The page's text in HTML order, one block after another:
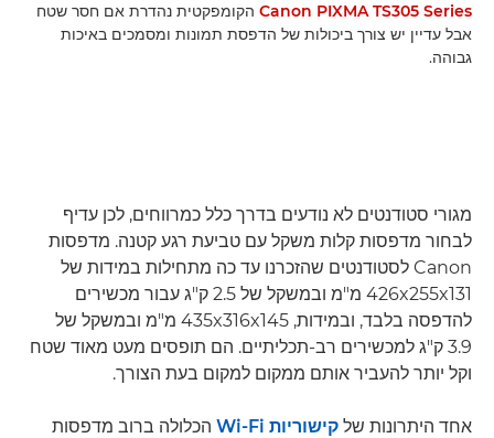
Canon PIXMA TS305 Series הקומפקטית נהדרת אם חסר שטח
אבל עדיין יש צורך ביכולות של הדפסת תמונות ומסמכים באיכות
גבוהה.
מגורי סטודנטים לא נודעים בדרך כלל כמרווחים, לכן עדיף
לבחור מדפסות קלות משקל עם טביעת רגע קטנה. מדפסות
Canon לסטודנטים שהזכרנו עד כה מתחילות במידות של
426x255x131 מ"מ ובמשקל של 2.5 ק"ג עבור מכשירים
להדפסה בלבד, ובמידות, 435x316x145 מ"מ ובמשקל של
3.9 ק"ג למכשירים רב-תכליתיים. הם תופסים מעט מאוד שטח
וקל יותר להעביר אותם ממקום למקום בעת הצורך.
אחד היתרונות של קישוריות Wi-Fi
הכלולה ברוב מדפסות